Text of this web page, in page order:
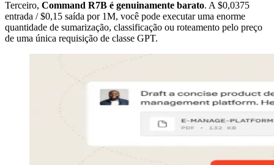
Terceiro, Command R7B é genuinamente barato. A $0,0375
entrada / $0,15 saída por 1M, você pode executar uma enorme
quantidade de sumarização, classificação ou roteamento pelo preço
de uma única requisição de classe GPT.